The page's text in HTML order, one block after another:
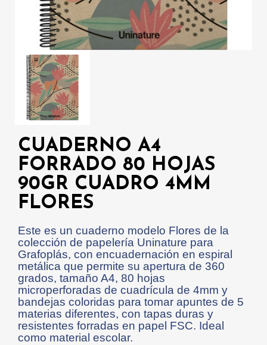
CUADERNO A4
FORRADO 80 HOJAS
90GR CUADRO 4MM
FLORES
Este es un cuaderno modelo Flores de la
colección de papelería Uninature para
Grafoplás, con encuadernación en espiral
metálica que permite su apertura de 360
grados, tamaño A4, 80 hojas
microperforadas de cuadrícula de 4mm y
bandejas coloridas para tomar apuntes de 5
materias diferentes, con tapas duras y
resistentes forradas en papel FSC. Ideal
como material escolar.